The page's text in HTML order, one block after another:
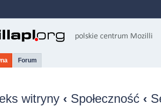
Forum
witryny ‹ Społeczność ‹